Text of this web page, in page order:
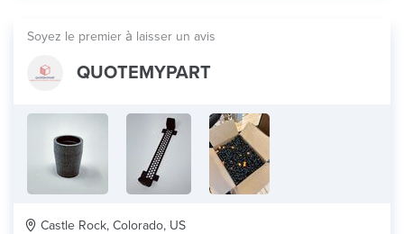
Soyez le premier à laisser un avis
QUOTEMYPART
Castle Rock, Colorado, US